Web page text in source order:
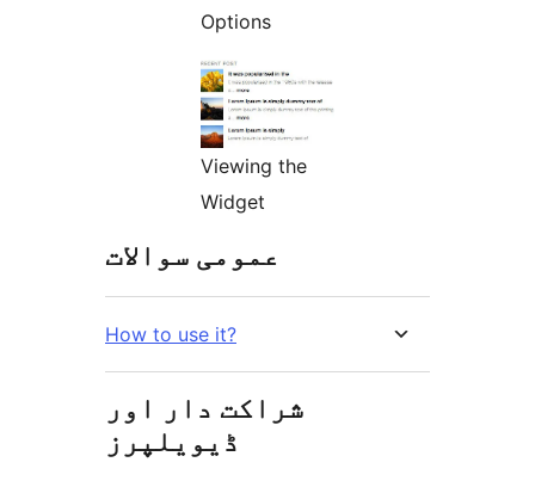
Options
Viewing the
Widget
عمومی سوالات
How to use it?
شراکت دار اور
ڈیویلپرز